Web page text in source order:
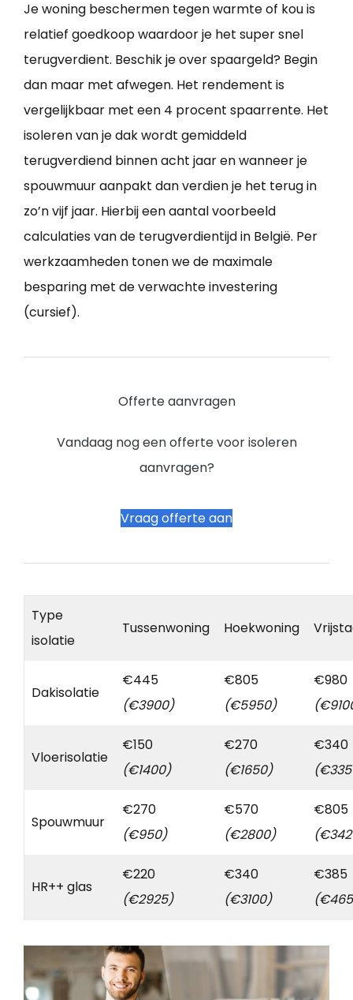
Je woning beschermen tegen warmte of kou is
relatief goedkoop waardoor je het super snel
terugverdient. Beschik je over spaargeld? Begin
dan maar met afwegen. Het rendement is
vergelijkbaar met een 4 procent spaarrente. Het
isoleren van je dak wordt gemiddeld
terugverdiend binnen acht jaar en wanneer je
spouwmuur aanpakt dan verdien je het terug in
zo’n vijf jaar. Hierbij een aantal voorbeeld
calculaties van de terugverdientijd in België. Per
werkzaamheden tonen we de maximale
besparing met de verwachte investering
(cursief).
Offerte aanvragen
Vandaag nog een offerte voor isoleren
aanvragen?
Vraag offerte aan
Type
isolatie
Tussenwoning Hoekwoning
Dakisolatie
€445
(€3900)
€805
(€5950)
€980
Vloerisolatie
€150
(€1400)
€270
(€1650)
€340
Spouwmuur
€270
(€950)
€570
(€2800)
€805
HR++ glas
€220
(€2925)
€340
(€3100)
€385